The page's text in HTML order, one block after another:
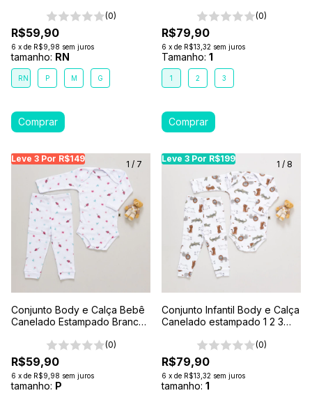
(0)
R$59,90
6 x de R$9,98 sem juros
tamanho: RN
RN P M G
(0)
R$79,90
6 x de R$13,32 sem juros
Tamanho: 1
1 2 3
Leve 3 Por R$149
Leve 3 Por R$149 Leve 3 Por R$149 Leve
1 / 7
Conjunto Body e Calça Bebê
Canelado Estampado Branco-
(0)
R$59,90
6 x de R$9,98 sem juros
tamanho: P
Leve 3 Por R$199
Leve 3 Por R$199
1 / 8
Conjunto Infantil Body e Calça
Canelado estampado 1 2 3
(0)
R$79,90
6 x de R$13,32 sem juros
tamanho: 1